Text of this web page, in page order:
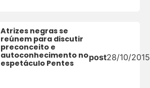
Atrizes negras se
reúnem para discutir
preconceito e
autoconhecimento no
espetáculo Pentes
post28/10/2015